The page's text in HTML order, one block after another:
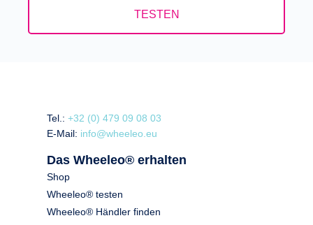
TESTEN
Tel.:+32 (0) 479 09 08 03
E-Mail: info@wheeleo.eu
Das Wheeleo® erhalten
Shop
Wheeleo® testen
Wheeleo® Händler finden